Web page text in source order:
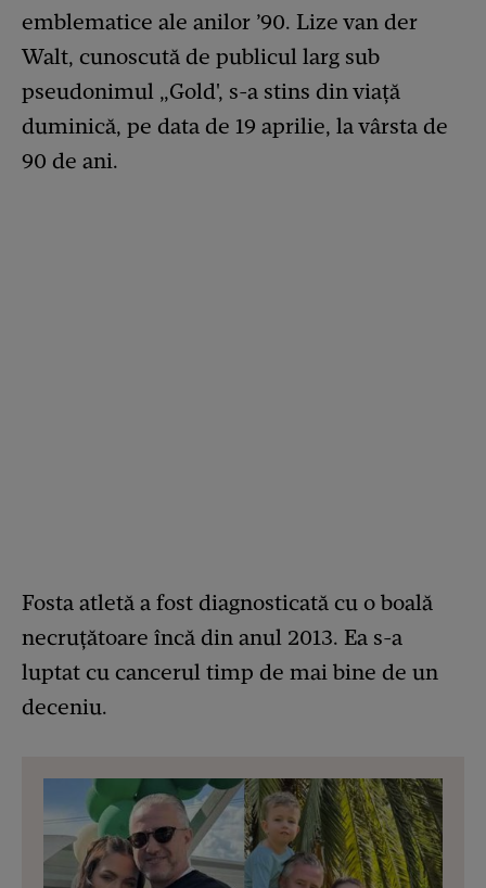
emblematice ale anilor ’90. Lize van der
Walt, cunoscută de publicul larg sub
pseudonimul „Gold', s-a stins din viață
duminică, pe data de 19 aprilie, la vârsta de
90 de ani.
Fosta atletă a fost diagnosticată cu o boală
necruțătoare încă din anul 2013. Ea s-a
luptat cu cancerul timp de mai bine de un
deceniu.